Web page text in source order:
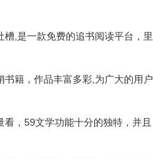
,是一款免费的追书阅读平台，里
籍，作品丰富多彩,为广大的用户
，59文学功能十分的独特，并且